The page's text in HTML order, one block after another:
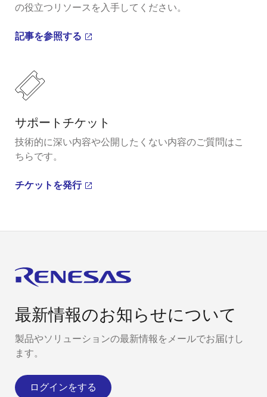
の役立つリソースを入手してください。
記事を参照する
サポートチケット
技術的に深い内容や公開したくない内容のご質問はこ
ちらです。
チケットを発行
最新情報のお知らせについて
製品やソリューションの最新情報をメールでお届けし
ます。
ログインをする